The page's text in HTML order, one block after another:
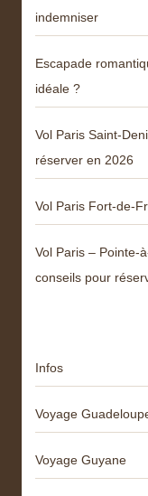
indemniser
Escapade
idéale ?
Vol Paris Saint-
réserver en 2026
Vol Paris Fort-de-
Vol Paris – Pointe-
conseils pour
Infos
Voyage
Voyage Guyane